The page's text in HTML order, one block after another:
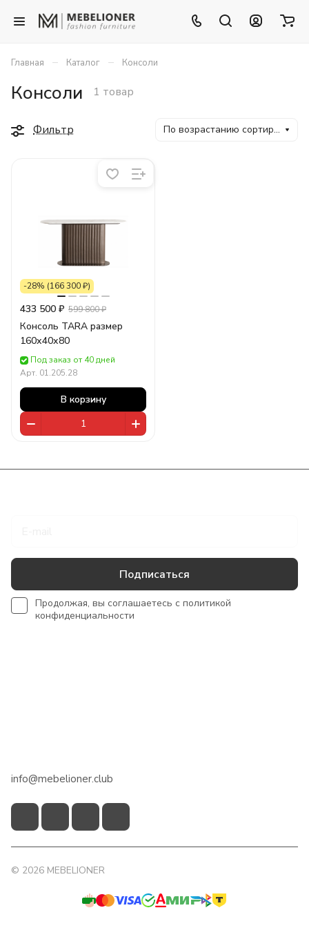
Главная – Каталог – Консоли
Консоли 1 товар
Фильтр По возрастанию сортировки
-28% (166 300 ₽)
433 500 ₽ 599 800 ₽
Консоль TARA размер
160х40х80
Под заказ от 40 дней
Арт. 01.205.28
В корзину
Подписаться
Продолжая, вы соглашаетесь с политикой
конфиденциальности
info@mebelioner.club
© 2026 MEBELIONER